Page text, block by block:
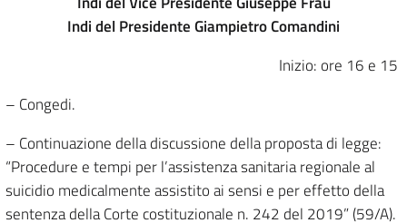
Indi del Presidente Giampietro Comandini
Inizio: ore 16 e 15
– Congedi.
– Continuazione della discussione della proposta di legge:
“Procedure e tempi per l’assistenza sanitaria regionale al
suicidio medicalmente assistito ai sensi e per effetto della
sentenza della Corte costituzionale n. 242 del 2019” (59/A).